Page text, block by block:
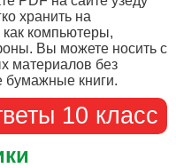
хранить на
как компьютеры,
Вы можете носить с
материалов без
бумажные книги.
10 класс